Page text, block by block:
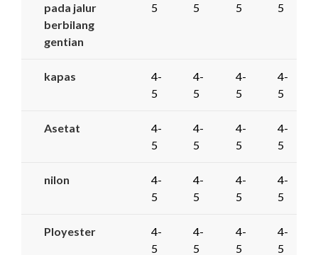
pada jalur
berbilang
gentian
5
5
5
5
kapas
4-
5
4-
5
4-
5
4-
5
Asetat
4-
5
4-
5
4-
5
4-
5
nilon
4-
5
4-
5
4-
5
4-
5
Ployester
4-
5
4-
5
4-
5
4-
5